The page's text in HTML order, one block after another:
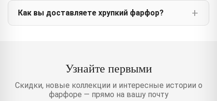
Как вы доставляете хрупкий фарфор?
Узнайте первыми
Скидки, новые коллекции и интересные истории о
фарфоре — прямо на вашу почту